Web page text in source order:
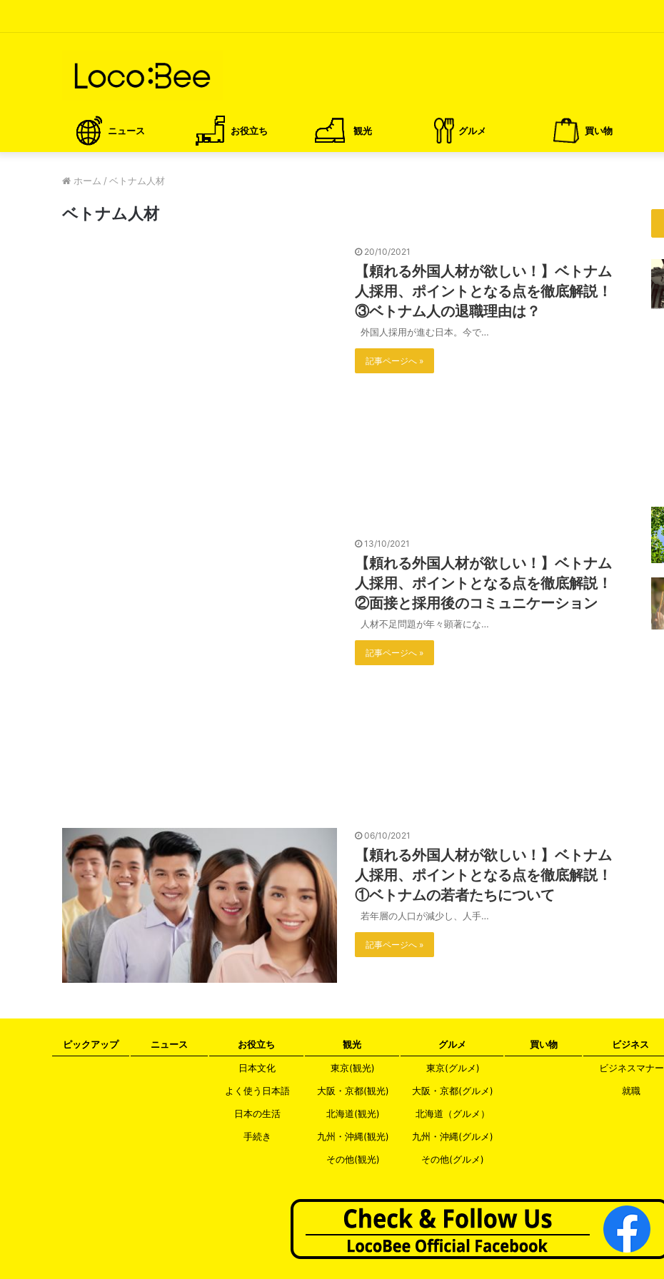
ニュース お役立ち 観光 グルメ 買い物
ホーム / ベトナム人材
ベトナム人材
20/10/2021
【頼れる外国人材が欲しい！】ベトナム
人採用、ポイントとなる点を徹底解説！
③ベトナム人の退職理由は？
外国人採用が進む日本。今で…
記事ページへ »
13/10/2021
【頼れる外国人材が欲しい！】ベトナム
人採用、ポイントとなる点を徹底解説！
②面接と採用後のコミュニケーション
人材不足問題が年々顕著にな…
記事ページへ »
06/10/2021
【頼れる外国人材が欲しい！】ベトナム
人採用、ポイントとなる点を徹底解説！
①ベトナムの若者たちについて
若年層の人口が減少し、人手…
記事ページへ »
ピックアップ ニュース お役立ち
日本文化
よく使う日本語
日本の生活
手続き
観光
東京(観光)
大阪・京都(観光)
北海道(観光)
九州・沖縄(観光)
その他(観光)
グルメ
東京(グルメ)
大阪・京都(グルメ)
北海道（グルメ）
九州・沖縄(グルメ)
その他(グルメ)
買い物 ビジネス
ビジネスマナー
就職